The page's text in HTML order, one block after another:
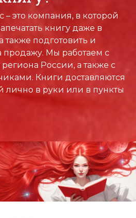
продажу. Мы работаем с
России, а также с
Книги доставляются
лично в руки или в пункты